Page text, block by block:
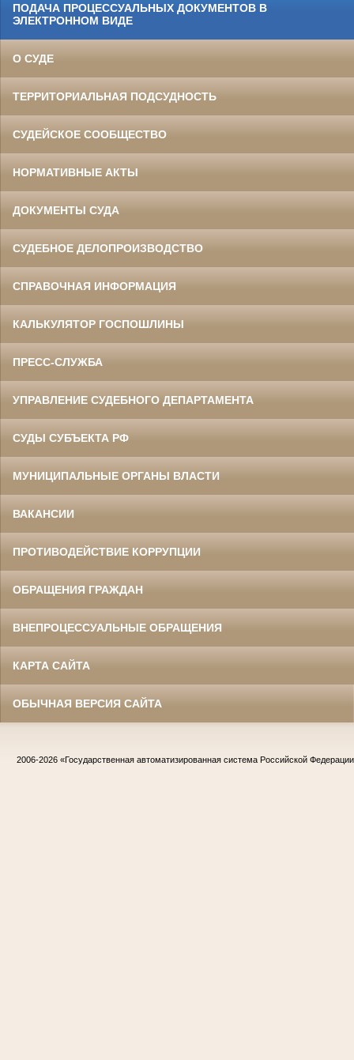
ПОДАЧА ПРОЦЕССУАЛЬНЫХ ДОКУМЕНТОВ В
ЭЛЕКТРОННОМ ВИДЕ
О СУДЕ
ТЕРРИТОРИАЛЬНАЯ ПОДСУДНОСТЬ
СУДЕЙСКОЕ СООБЩЕСТВО
НОРМАТИВНЫЕ АКТЫ
ДОКУМЕНТЫ СУДА
СУДЕБНОЕ ДЕЛОПРОИЗВОДСТВО
СПРАВОЧНАЯ ИНФОРМАЦИЯ
КАЛЬКУЛЯТОР ГОСПОШЛИНЫ
ПРЕСС-СЛУЖБА
УПРАВЛЕНИЕ СУДЕБНОГО ДЕПАРТАМЕНТА
СУДЫ СУБЪЕКТА РФ
МУНИЦИПАЛЬНЫЕ ОРГАНЫ ВЛАСТИ
ВАКАНСИИ
ПРОТИВОДЕЙСТВИЕ КОРРУПЦИИ
ОБРАЩЕНИЯ ГРАЖДАН
ВНЕПРОЦЕССУАЛЬНЫЕ ОБРАЩЕНИЯ
КАРТА САЙТА
ОБЫЧНАЯ ВЕРСИЯ САЙТА
2006-2026 «Государственная автоматизированная система Российской